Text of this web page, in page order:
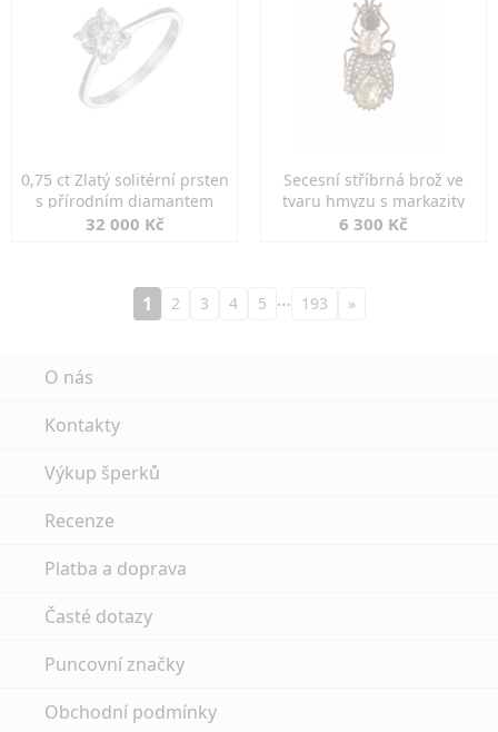
0,75 ct Zlatý solitérní prsten
s přírodním diamantem
32 000 Kč
Secesní stříbrná brož ve
tvaru hmyzu s markazity
6 300 Kč
1 2 3 4 5 … 193 »
O nás
Kontakty
Výkup šperků
Recenze
Platba a doprava
Časté dotazy
Puncovní značky
Obchodní podmínky